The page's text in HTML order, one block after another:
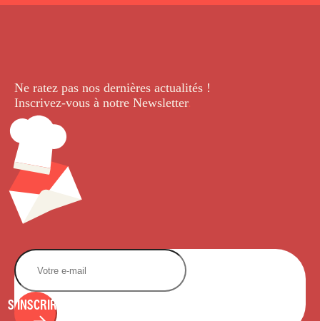
Ne ratez pas nos dernières actualités !
Inscrivez-vous à notre Newsletter.
S'INSCRIRE